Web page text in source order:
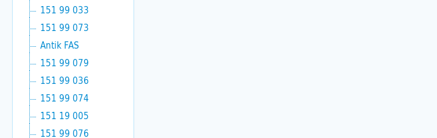
151 99 033
151 99 073
Antik FAS
151 99 079
151 99 036
151 99 074
151 19 005
151 99 076